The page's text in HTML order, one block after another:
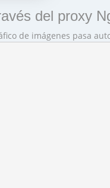
del proxy
de imágenes pasa